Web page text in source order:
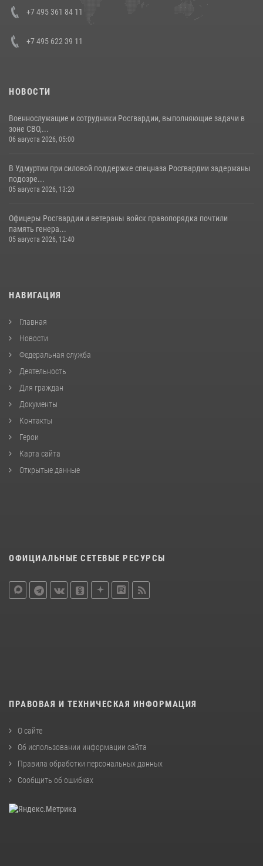
+7 495 361 84 11
+7 495 622 39 11
НОВОСТИ
Военнослужащие и сотрудники Росгвардии, выполняющие задачи в
зоне СВО,...
06 августа 2026, 05:00
В Удмуртии при силовой поддержке спецназа Росгвардии задержаны
подозре...
05 августа 2026, 13:20
Офицеры Росгвардии и ветераны войск правопорядка почтили
память генера...
05 августа 2026, 12:40
НАВИГАЦИЯ
Главная
Новости
Федеральная служба
Деятельность
Для граждан
Документы
Контакты
Герои
Карта сайта
Открытые данные
ОФИЦИАЛЬНЫЕ СЕТЕВЫЕ РЕСУРСЫ
ПРАВОВАЯ И ТЕХНИЧЕСКАЯ ИНФОРМАЦИЯ
О сайте
Об использовании информации сайта
Правила обработки персональных данных
Сообщить об ошибках